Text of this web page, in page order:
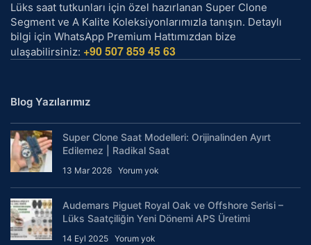
Lüks saat tutkunları için özel hazırlanan Super Clone
Segment ve A Kalite Koleksiyonlarımızla tanışın. Detaylı
bilgi için WhatsApp Premium Hattımızdan bize
ulaşabilirsiniz: +90 507 859 45 63
Blog Yazılarımız
Super Clone Saat Modelleri: Orijinalinden Ayırt
Edilemez | Radikal Saat
13 Mar 2026 Yorum yok
Audemars Piguet Royal Oak ve Offshore Serisi –
Lüks Saatçiliğin Yeni Dönemi APS Üretimi
14 Eyl 2025 Yorum yok